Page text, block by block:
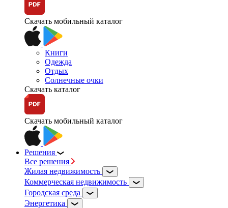
Скачать мобильный каталог
Книги
Одежда
Отдых
Солнечные очки
Скачать каталог
Скачать мобильный каталог
Решения
Все решения
Жилая недвижимость
Коммерческая недвижимость
Городская среда
Энергетика